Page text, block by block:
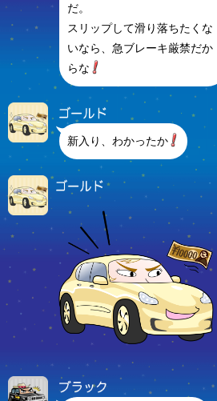
だ。
スリップして滑り落ちたくな
いなら、急ブレーキ厳禁だか
らな
新入り、わかったか